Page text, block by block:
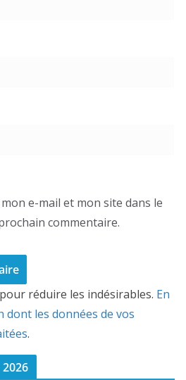
e-mail et mon site dans le
commentaire.
réduire les indésirables. En
dont les données de vos
.